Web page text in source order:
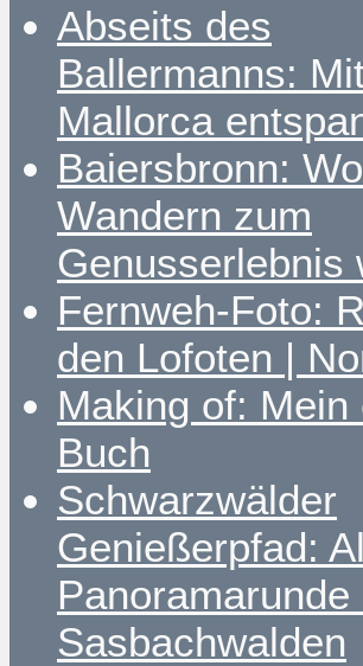
Abseits des
Ballermanns:
Mallorca
Baiersbronn: Wo
Wandern zum
Genusserlebnis
Fernweh-Foto:
den Lofoten |
Making of: Mein
Buch
Schwarzwälder
Genießerpfad:
Panoramarunde
Sasbachwalden